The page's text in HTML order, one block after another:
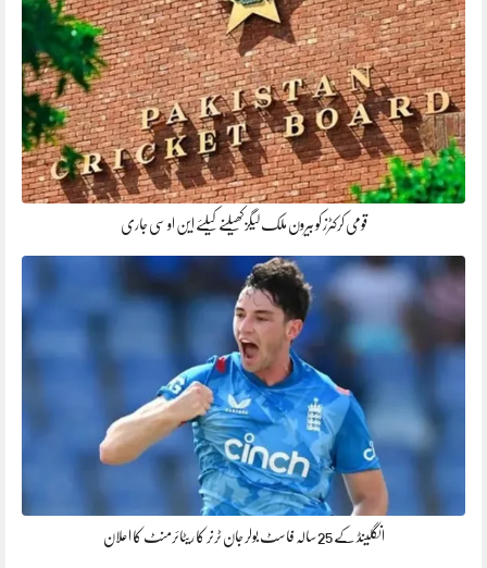
قومی کرکٹرز کو بیرون ملک لیگز کھیلنے کیلئے این او سی جاری
انگلینڈ کے 25 سالہ فاسٹ بولر جان ٹرنر کا ریٹائرمنٹ کا اعلان